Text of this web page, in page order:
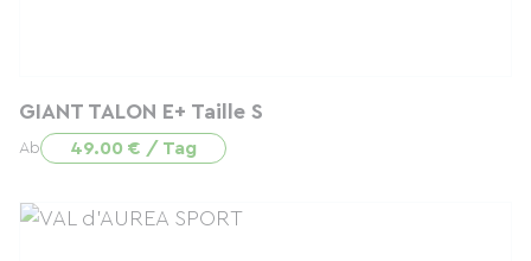
GIANT TALON E+ Taille S
Ab 49.00 € / Tag